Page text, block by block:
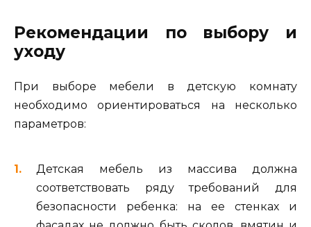
Рекомендации по выбору и
уходу
При выборе мебели в детскую комнату
необходимо ориентироваться на несколько
параметров:
Детская мебель из массива должна
соответствовать ряду требований для
безопасности ребенка: на ее стенках и